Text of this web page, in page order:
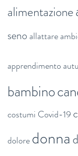
alimentazione
seno allattare
apprendimento
bambino
costumi Covid-19
doloredonna